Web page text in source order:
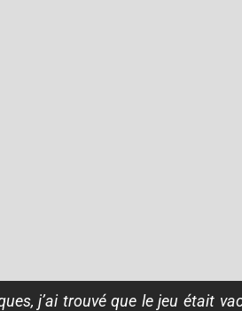
j’ai trouvé que le jeu était